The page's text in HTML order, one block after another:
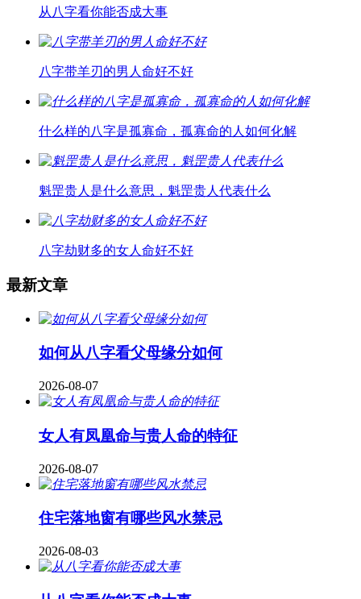
从八字看你能否成大事
八字带羊刃的男人命好不好
什么样的八字是孤寡命，孤寡命的人如何化解
魁罡贵人是什么意思，魁罡贵人代表什么
八字劫财多的女人命好不好
最新文章
如何从八字看父母缘分如何
2026-08-07
女人有凤凰命与贵人命的特征
2026-08-07
住宅落地窗有哪些风水禁忌
2026-08-03